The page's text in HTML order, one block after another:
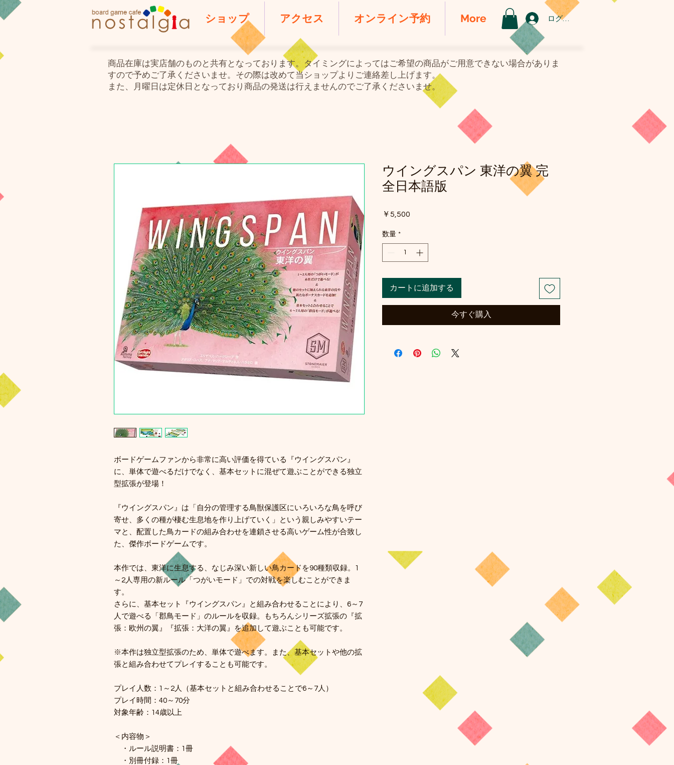
ショップ アクセス オンライン予約 More ログイン
​商品在庫は実店舗のものと共有となっております。タイミングによってはご希望の商品がご用意できない場合がありま
すので予めご了承くださいませ。その際は改めて当ショップよりご連絡差し上げます。
また、月曜日は定休日となっており商品の発送は行えませんのでご了承くださいませ。
ボードゲームファンから非常に高い評価を得ている『ウイングスパン』
に、単体で遊べるだけでなく、基本セットに混ぜて遊ぶことができる独立
型拡張が登場！
『ウイングスパン』は「自分の管理する鳥獣保護区にいろいろな鳥を呼び
寄せ、多くの種が棲む生息地を作り上げていく」という親しみやすいテー
マと、配置した鳥カードの組み合わせを連鎖させる高いゲーム性が合致し
た、傑作ボードゲームです。
本作では、東洋に生息する、なじみ深い新しい鳥カードを90種類収録。1
～2人専用の新ルール「つがいモード」での対戦を楽しむことができま
す。
さらに、基本セット『ウイングスパン』と組み合わせることにより、6～7
人で遊べる「郡鳥モード」のルールを収録。もちろんシリーズ拡張の『拡
張：欧州の翼』『拡張：大洋の翼』を追加して遊ぶことも可能です。
※本作は独立型拡張のため、単体で遊べます。また、基本セットや他の拡
張と組み合わせてプレイすることも可能です。
プレイ人数：1～2人（基本セットと組み合わせることで6～7人）
プレイ時間：40～70分
対象年齢：14歳以上
＜内容物＞
・ルール説明書：1冊
・別冊付録：1冊
ウイングスパン 東洋の翼 完
全日本語版
￥5,500
数量 *
カートに追加する
今すぐ購入